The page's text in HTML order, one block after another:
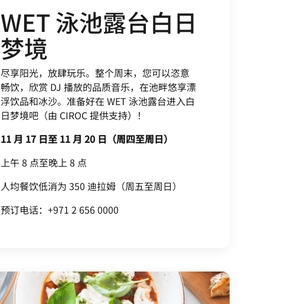
WET 泳池露台白日
梦境
尽享阳光，放肆玩乐。整个周末，您可以恣意
畅饮，欣赏 DJ 播放的品质音乐，在池畔悠享漂
浮饮品和冰沙。准备好在 WET 泳池露台进入白
日梦境吧（由 CIROC 提供支持）！
11 月 17 日至 11 月 20 日（周四至周日）
上午 8 点至晚上 8 点
人均餐饮低消为 350 迪拉姆（周五至周日）
预订电话：+971 2 656 0000